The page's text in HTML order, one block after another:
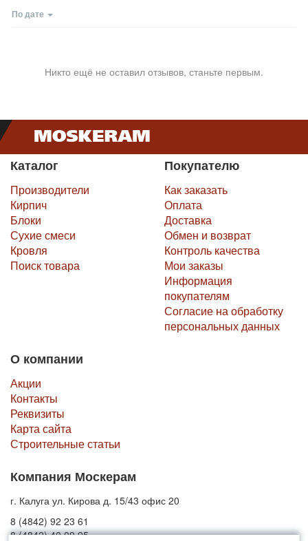
По дате
Никто ещё не оставил отзывов, станьте первым.
Каталог
Производители
Кирпич
Блоки
Сухие смеси
Кровля
Поиск товара
Покупателю
Как заказать
Оплата
Доставка
Обмен и возврат
Контроль качества
Мои заказы
Информация
покупателям
Согласие на обработку
персональных данных
О компании
Акции
Контакты
Реквизиты
Карта сайта
Строительные статьи
Компания Москерам
г. Калуга ул. Кирова д. 15/43 офис 20
8 (4842) 92 23 61
8 (4842) 40 09 95